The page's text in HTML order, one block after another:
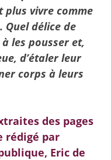
plus vivre comme
délice de
les pousser et,
d’étaler leur
corps à leurs
des pages
rédigé par
Eric de